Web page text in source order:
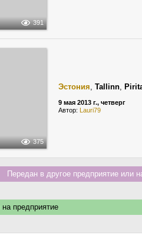
391
375
Эстония, Tallinn,
9 мая 2013 г., четверг
Автор: Lauri79
Передан в другое предприятие или
предприятие